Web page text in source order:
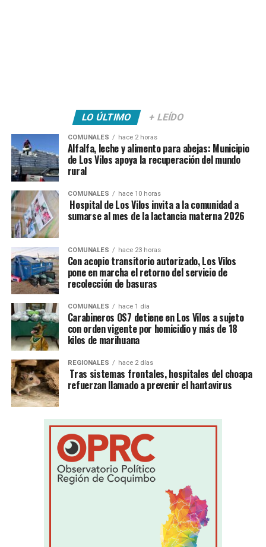
LO ÚLTIMO + LEÍDO
COMUNALES hace 2 horas
Alfalfa, leche y alimento para abejas: Municipio
de Los Vilos apoya la recuperación del mundo
rural
COMUNALES hace 10 horas
Hospital de Los Vilos invita a la comunidad a
sumarse al mes de la lactancia materna 2026
COMUNALES hace 23 horas
Con acopio transitorio autorizado, Los Vilos
pone en marcha el retorno del servicio de
recolección de basuras
COMUNALES hace 1 día
Carabineros OS7 detiene en Los Vilos a sujeto
con orden vigente por homicidio y más de 18
kilos de marihuana
REGIONALES hace 2 días
Tras sistemas frontales, hospitales del choapa
refuerzan llamado a prevenir el hantavirus